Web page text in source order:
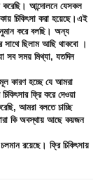
করেছি। আন্দোলনে যেসকল
চিকিৎসা করা হয়েছে।এই
করে বলছি। অন্য
সাথে ছিলাম আছি থাকবো ।
সব সময় মিথ্যা, যতদিন
মূল কারণ হচ্ছে যে আমরা
ফ্রি করে দেওয়া
আমরা বলতে চাচ্ছি
কি অবস্থায় আছে কয়জন
রয়েছে। ফ্রি চিকিৎসায়